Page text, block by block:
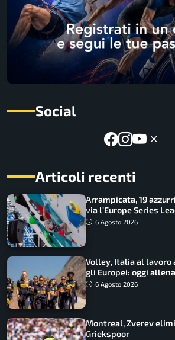
Social
Articoli recenti
Arrampicata, 19
via l’Europe Series
per la Speed
6 Agosto 2026
Volley, Italia al lavoro
gli Europei: oggi
tifosi
6 Agosto 2026
Montreal, Zverev
Griekspoor